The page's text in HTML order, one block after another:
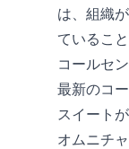
は、組織
ているこ
コールセ
最新のコ
スイート
オムニチ